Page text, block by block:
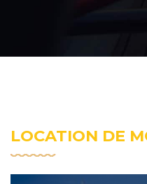
LOCATION DE